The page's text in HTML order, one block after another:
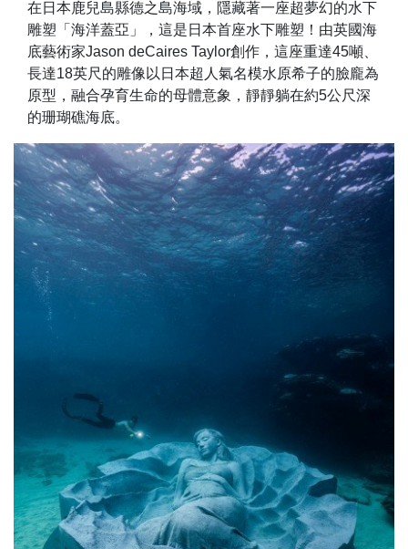
在日本鹿兒島縣德之島海域，隱藏著一座超夢幻的水下
雕塑「海洋蓋亞」，這是日本首座水下雕塑！由英國海
底藝術家Jason deCaires Taylor創作，這座重達45噸、
長達18英尺的雕像以日本超人氣名模水原希子的臉龐為
原型，融合孕育生命的母體意象，靜靜躺在約5公尺深
的珊瑚礁海底。